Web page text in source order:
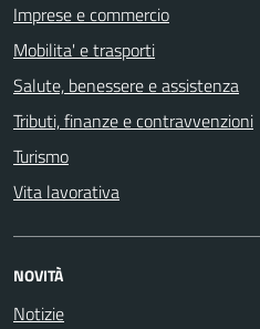
Imprese e commercio
Mobilita' e trasporti
Salute, benessere e assistenza
Tributi, finanze e contravvenzioni
Turismo
Vita lavorativa
NOVITÀ
Notizie